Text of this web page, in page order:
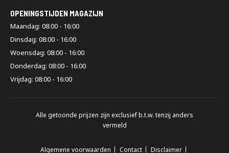
OPENINGSTIJDEN MAGAZIJN
Maandag: 08:00 - 16:00
Dinsdag: 08:00 - 16:00
Woensdag: 08:00 - 16:00
Donderdag: 08:00 - 16:00
Vrijdag: 08:00 - 16:00
Alle getoonde prijzen zijn exclusief b.t.w. tenzij anders
vermeld
Algemene voorwaarden Contact Disclaimer